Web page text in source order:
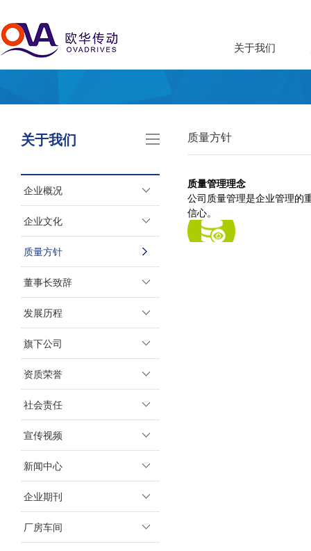
关于我们
关于我们
企业概况
企业文化
质量方针
董事长致辞
发展历程
旗下公司
资质荣誉
社会责任
宣传视频
新闻中心
企业期刊
厂房车间
质量方针
质量管理理念
公司质量管理是企业管理的
信心。